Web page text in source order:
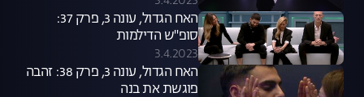
האח הגדול, עונה 3, פרק 37:
סופ"ש הדילמות
3.4.2023
האח הגדול, עונה 3, פרק 38: זהבה
פוגשת את בנה